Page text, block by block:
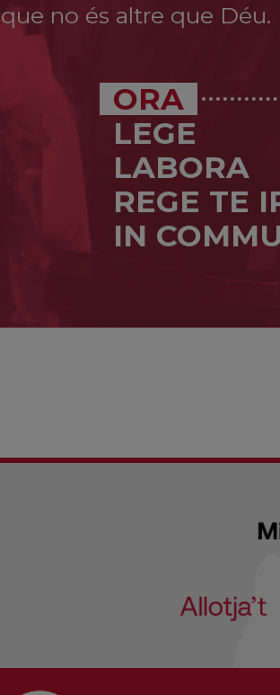
que no és altre que Déu.
ORA
LEGE
LABORA
REGE TE
IN